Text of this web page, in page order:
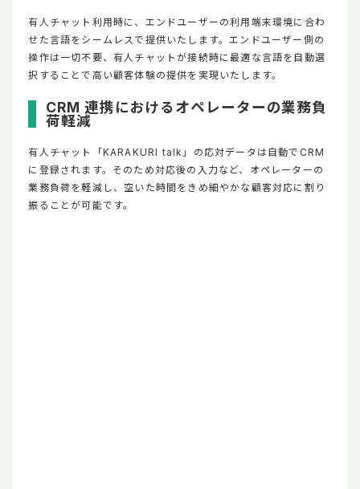
有人チャット利用時に、エンドユーザーの利用端末環境に合わ
せた言語をシームレスで提供いたします。エンドユーザー側の
操作は一切不要、有人チャットが接続時に最適な言語を自動選
択することで高い顧客体験の提供を実現いたします。
CRM 連携におけるオペレーターの業務負
荷軽減
有人チャット「KARAKURI talk」の応対データは自動でCRM
に登録されます。そのため対応後の入力など、オペレーターの
業務負荷を軽減し、空いた時間をきめ細やかな顧客対応に割り
振ることが可能です。